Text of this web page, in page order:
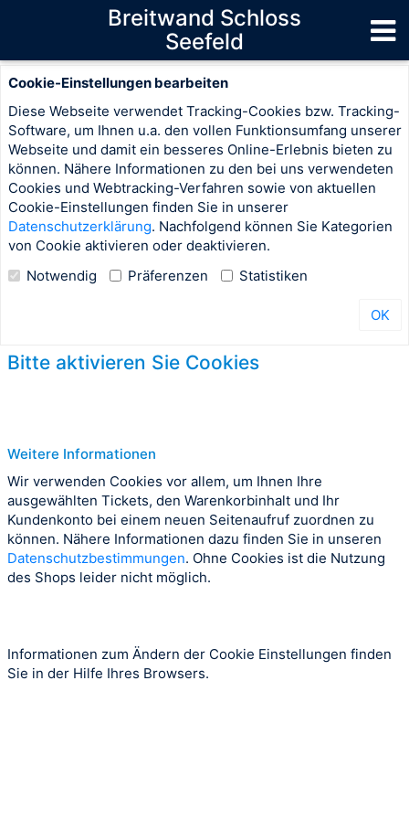
Breitwand Schloss
Seefeld
Cookie-Einstellungen bearbeiten
Diese Webseite verwendet Tracking-Cookies bzw. Tracking-
Software, um Ihnen u.a. den vollen Funktionsumfang unserer
Webseite und damit ein besseres Online-Erlebnis bieten zu
können. Nähere Informationen zu den bei uns verwendeten
Cookies und Webtracking-Verfahren sowie von aktuellen
Cookie-Einstellungen finden Sie in unserer
Datenschutzerklärung. Nachfolgend können Sie Kategorien
von Cookie aktivieren oder deaktivieren.
Notwendig
Präferenzen Statistiken
OK
Bitte aktivieren Sie Cookies
Weitere Informationen
Wir verwenden Cookies vor allem, um Ihnen Ihre
ausgewählten Tickets, den Warenkorbinhalt und Ihr
Kundenkonto bei einem neuen Seitenaufruf zuordnen zu
können. Nähere Informationen dazu finden Sie in unseren
Datenschutzbestimmungen. Ohne Cookies ist die Nutzung
des Shops leider nicht möglich.
Informationen zum Ändern der Cookie Einstellungen finden
Sie in der Hilfe Ihres Browsers.